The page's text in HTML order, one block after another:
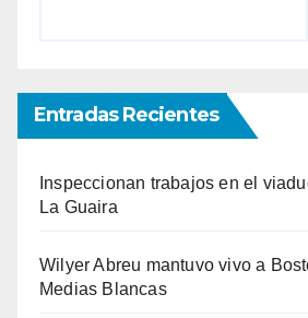
Entradas Recientes
Inspeccionan trabajos en el
La Guaira
Wilyer Abreu mantuvo vivo a
Medias Blancas